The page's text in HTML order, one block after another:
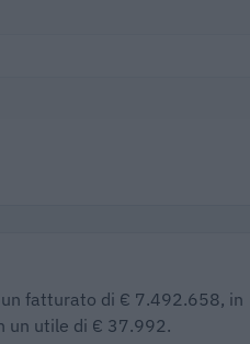
fatturato di € 7.492.658, in
un utile di € 37.992.